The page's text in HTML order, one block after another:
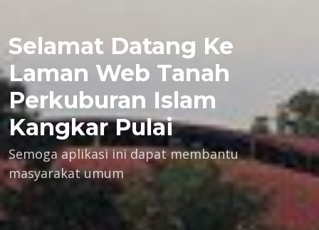
Selamat Datang Ke
Laman Web Tanah
Perkuburan Islam
Kangkar Pulai
Semoga aplikasi ini dapat membantu
masyarakat umum